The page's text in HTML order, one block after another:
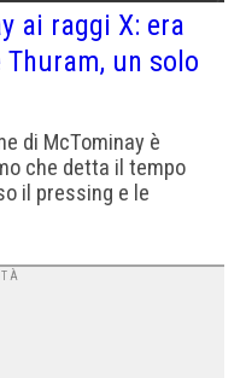
ai raggi X: era
un solo
di McTominay è
che detta il tempo
il pressing e le